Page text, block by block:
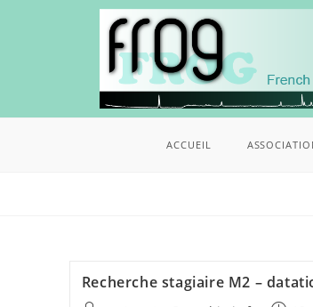
ACCUEIL
Recherche stagiaire M2 –